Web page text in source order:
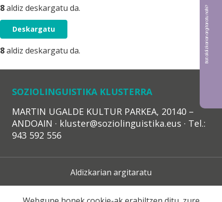
8aldiz deskargatu da.
Deskargatu
8aldiz deskargatu da.
SOZIOLINGUISTIKA KLUSTERRA
MARTIN UGALDE KULTUR PARKEA, 20140 –
ANDOAIN · kluster@soziolinguistika.eus · Tel.:
943 592 556
Aldizkarian argitaratu
Lege Oharra
Bat aldizkarian argitaratu nahi?